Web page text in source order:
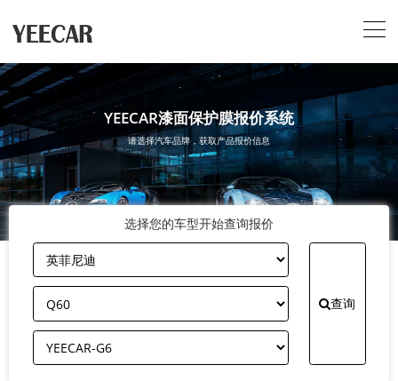
YEECAR漆面保护膜报价系统
请选择汽车品牌，获取产品报价信息
选择您的车型开始查询报价
查询